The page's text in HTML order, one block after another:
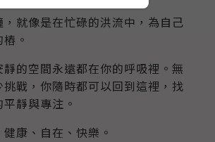
就像是在忙碌的洪流中，為自己
。
的空間永遠都在你的呼吸裡。無
戰，你隨時都可以回到這裡，找
靜與專注。
康、自在、快樂。